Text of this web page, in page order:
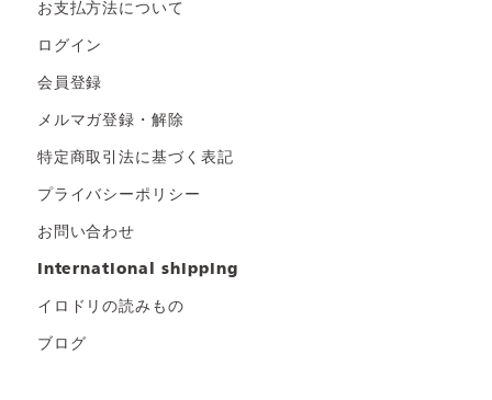
お支払方法について
ログイン
会員登録
メルマガ登録・解除
特定商取引法に基づく表記
プライバシーポリシー
お問い合わせ
international shipping
イロドリの読みもの
ブログ